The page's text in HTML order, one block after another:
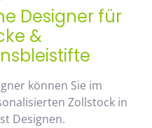
Designer für
&
können Sie im
Zollstock in
Designen.